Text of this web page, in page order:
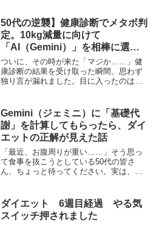
かなど、どうなっているのか分からない
です。『体重は減っている...
50代の逆襲】健康診断でメタボ判
定。10kg減量に向けて
「AI（Gemini）」を相棒に選ん
だ理由
ついに、その時が来た「マジか……」健
康診断の結果を受け取った瞬間、思わず
独り言が漏れました。目に入ったのは、
168.5cm 体重75.2Kg、腹囲88cm立派な
メタボ体型です...
Gemini（ジェミニ）に「基礎代
謝」を計算してもらったら、ダイ
エットの正解が見えた話
「最近、お腹周りが重い……」そう思っ
て食事を抜こうとしている50代の皆さ
ん、ちょっと待ってください。実は、ダ
知ること」なんです。今回は、
Gemini（ジェミニ）に私の正...
ダイエット 6週目経過 やる気
スイッチ押されました